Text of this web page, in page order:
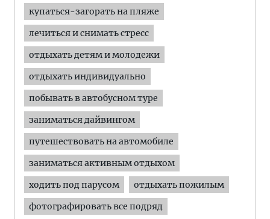
купаться-загорать на пляже
лечиться и снимать стресс
отдыхать детям и молодежи
отдыхать индивидуально
побывать в автобусном туре
заниматься дайвингом
путешествовать на автомобиле
заниматься активным отдыхом
ходить под парусом
отдыхать пожилым
фотографировать все подряд